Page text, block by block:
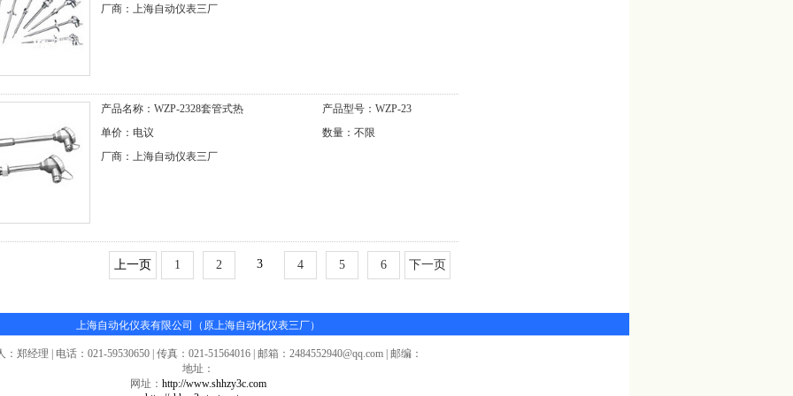
厂商：上海自动仪表三厂
产品名称：WZP-2328套管式热
单价：电议
厂商：上海自动仪表三厂
产品型号：WZP-23
数量：不限
上一页 1 2 3 4 5 6 下一页
上海自动化仪表有限公司（原上海自动化仪表三厂）
：郑经理 | 电话：021-59530650 | 传真：021-51564016 | 邮箱：2484552940@qq.com | 邮编：
地址：
网址： http://www.shhzy3c.com